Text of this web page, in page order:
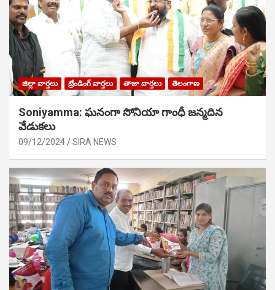
జిల్లా వార్తలు ట్రేండింగ్ వార్తలు తాజా వార్తలు తెలంగాణ
Soniyamma: ఘ‌నంగా సోనియా గాంధీ జ‌న్మ‌దిన
వేడుక‌లు
09/12/2024 SIRA NEWS